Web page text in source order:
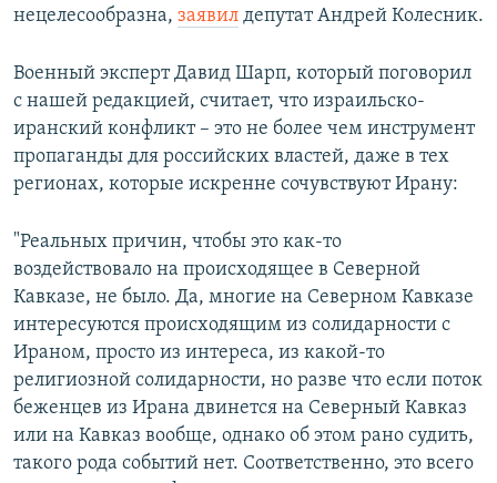
нецелесообразна, заявил депутат Андрей Колесник.
Военный эксперт Давид Шарп, который поговорил
с нашей редакцией, считает, что израильско-
иранский конфликт – это не более чем инструмент
пропаганды для российских властей, даже в тех
регионах, которые искренне сочувствуют Ирану:
"Реальных причин, чтобы это как-то
воздействовало на происходящее в Северной
Кавказе, не было. Да, многие на Северном Кавказе
интересуются происходящим из солидарности с
Ираном, просто из интереса, из какой-то
религиозной солидарности, но разве что если поток
беженцев из Ирана двинется на Северный Кавказ
или на Кавказ вообще, однако об этом рано судить,
такого рода событий нет. Соответственно, это всего